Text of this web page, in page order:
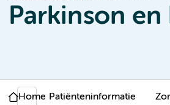
Parkinson
Home Patiënteninformatie